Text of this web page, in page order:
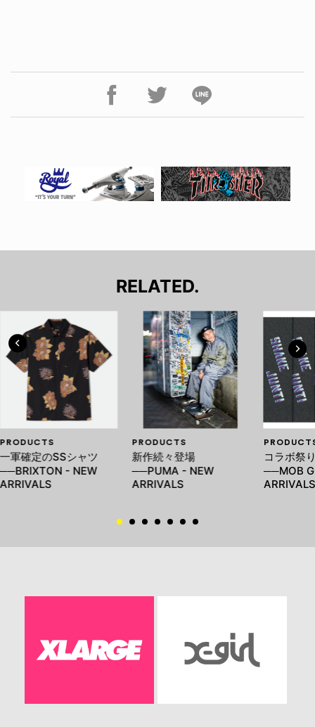
RELATED.
PRODUCTS
一軍確定のSSシャツ
──BRIXTON - NEW
ARRIVALS
PRODUCTS
新作続々登場
──PUMA - NEW
ARRIVALS
コラボ祭
──MOB
ARRIVALS